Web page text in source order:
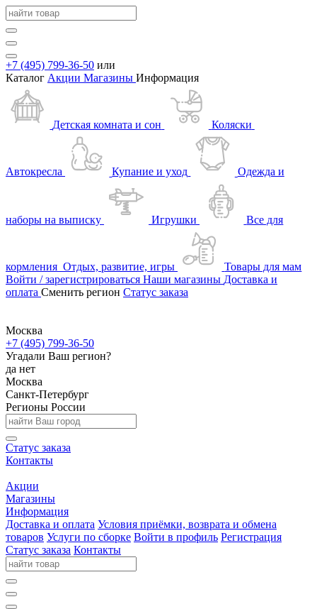
+7 (495) 799-36-50 или
Каталог Акции Магазины Информация
Детская комната и сон Коляски
Автокресла Купание и уход Одежда и
наборы на выписку Игрушки Все для
кормления Отдых, развитие, игры
Товары для мам
Войти / зарегистрироваться Наши магазины Доставка и
оплата Сменить регион Статус заказа
Москва
+7 (495) 799-36-50
Угадали Ваш регион?
да нет
Москва
Санкт-Петербург
Регионы России
Статус заказа
Контакты
Акции
Магазины
Информация
Доставка и оплата Условия приёмки, возврата и обмена
товаров Услуги по сборке Войти в профиль Регистрация
Статус заказа Контакты